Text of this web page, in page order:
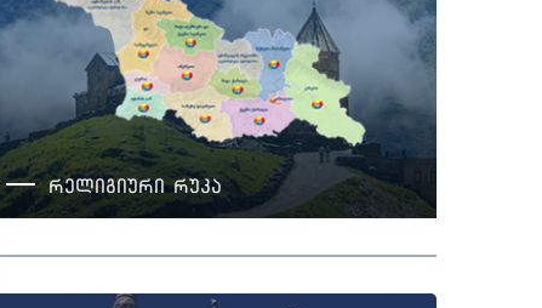
რელიგიური რუკა